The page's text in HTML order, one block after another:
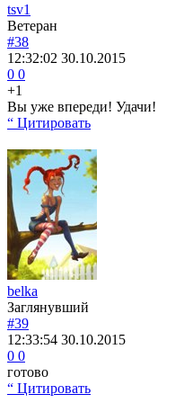
tsv1
Ветеран
#38
12:32:02 30.10.2015
0 0
+1
Вы уже впереди! Удачи!
“ Цитировать
belka
Заглянувший
#39
12:33:54 30.10.2015
0 0
готово
“ Цитировать